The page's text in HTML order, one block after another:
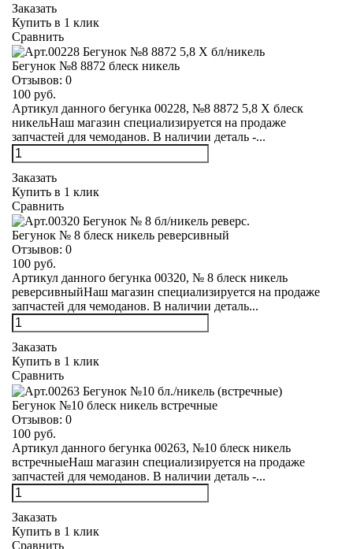
Заказать
Купить в 1 клик
Сравнить
Бегунок №8 8872 блеск никель
Отзывов: 0
100 руб.
Артикул данного бегунка 00228, №8 8872 5,8 Х блеск
никельНаш магазин специализируется на продаже
запчастей для чемоданов. В наличии деталь -...
Заказать
Купить в 1 клик
Сравнить
Бегунок № 8 блеск никель реверсивный
Отзывов: 0
100 руб.
Артикул данного бегунка 00320, № 8 блеск никель
реверсивныйНаш магазин специализируется на продаже
запчастей для чемоданов. В наличии деталь...
Заказать
Купить в 1 клик
Сравнить
Бегунок №10 блеск никель встречные
Отзывов: 0
100 руб.
Артикул данного бегунка 00263, №10 блеск никель
встречныеНаш магазин специализируется на продаже
запчастей для чемоданов. В наличии деталь -...
Заказать
Купить в 1 клик
Сравнить